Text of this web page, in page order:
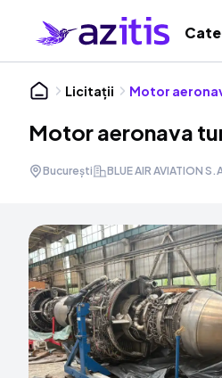
Licitații Motor
Motor aeronava
București BLUE AIR AVIATION